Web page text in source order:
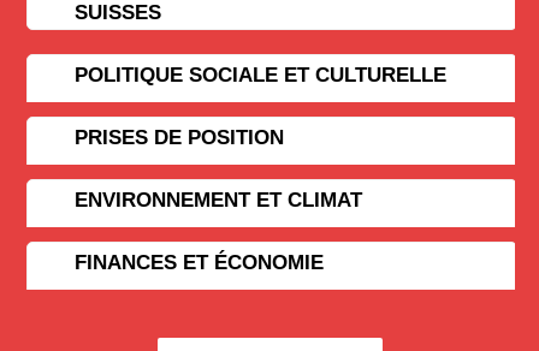
SUISSES
POLITIQUE SOCIALE ET CULTURELLE
PRISES DE POSITION
ENVIRONNEMENT ET CLIMAT
FINANCES ET ÉCONOMIE